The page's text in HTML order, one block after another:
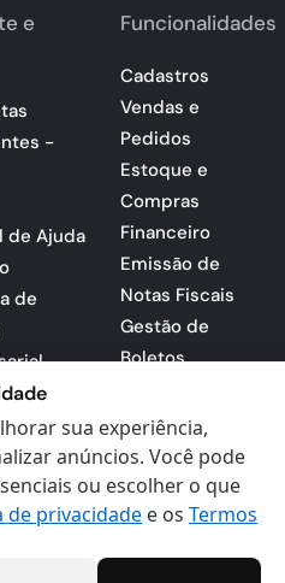
e
-
de Ajuda
de
para
de
de
Funcionalidades
Cadastros
Vendas e
Pedidos
Estoque e
Compras
Financeiro
Emissão de
Notas Fiscais
Gestão de
Boletos
sua experiência,
anúncios. Você pode
ou escolher o que
de privacidade e os Termos